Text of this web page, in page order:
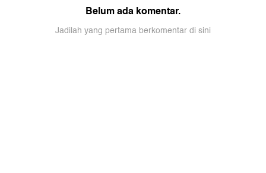
Belum ada komentar.
Jadilah yang pertama berkomentar di sini